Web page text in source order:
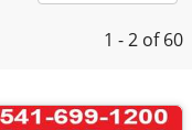
1 - 2 of 60